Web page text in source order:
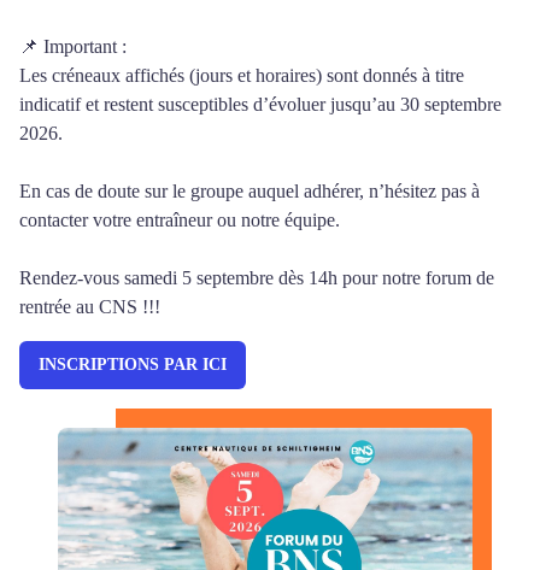
📌 Important :
Les créneaux affichés (jours et horaires) sont donnés à titre
indicatif et restent susceptibles d’évoluer jusqu’au 30 septembre
2026.
En cas de doute sur le groupe auquel adhérer, n’hésitez pas à
contacter votre entraîneur ou notre équipe.
Rendez-vous samedi 5 septembre dès 14h pour notre forum de
rentrée au CNS !!!
INSCRIPTIONS PAR ICI